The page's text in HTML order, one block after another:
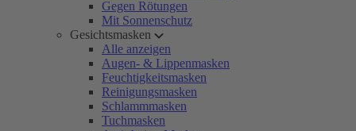
Gegen Rötungen
Mit Sonnenschutz
Gesichtsmasken
Alle anzeigen
Augen- & Lippenmasken
Feuchtigkeitsmasken
Reinigungsmasken
Schlammmasken
Tuchmasken